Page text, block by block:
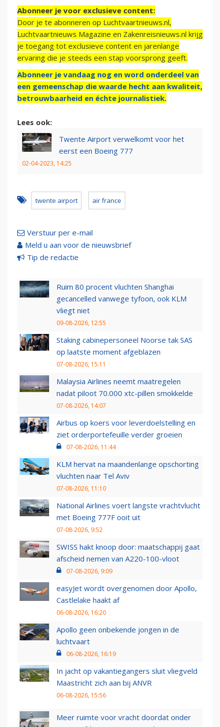
Abonneer je voor exclusieve content:
Door je te abonneren op Luchtvaartnieuws.nl,
Luchtvaartnieuws Magazine en Zakenreisnieuws.nl krijg
je toegang tot exclusieve content en jarenlange
ervaring die je steeds een stap voorsprong geeft.
Abonneer je vandaag nog en word onderdeel van
een gemeenschap die waarde hecht aan kwaliteit,
betrouwbaarheid en échte journalistiek.
Lees ook:
Twente Airport verwelkomt voor het
eerst een Boeing 777
02-04-2023, 14:25
twente airport air france
Verstuur per e-mail
Meld u aan voor de nieuwsbrief
Tip de redactie
Ruim 80 procent vluchten Shanghai
gecancelled vanwege tyfoon, ook KLM
vliegt niet
09-08-2026, 12:55
Staking cabinepersoneel Noorse tak SAS
op laatste moment afgeblazen
07-08-2026, 15:11
Malaysia Airlines neemt maatregelen
nadat piloot 70.000 xtc-pillen smokkelde
07-08-2026, 14:07
Airbus op koers voor leverdoelstelling en
ziet orderportefeuille verder groeien
07-08-2026, 11:44
KLM hervat na maandenlange opschorting
vluchten naar Tel Aviv
07-08-2026, 11:10
National Airlines voert langste vrachtvlucht
met Boeing 777F ooit uit
07-08-2026, 9:52
SWISS hakt knoop door: maatschappij gaat
afscheid nemen van A220-100-vloot
07-08-2026, 9:09
easyJet wordt overgenomen door Apollo,
Castlelake haakt af
06-08-2026, 16:20
Apollo geen onbekende jongen in de
luchtvaart
06-08-2026, 16:19
In jacht op vakantiegangers sluit vliegveld
Maastricht zich aan bij ANVR
06-08-2026, 15:56
Meer ruimte voor vracht doordat onder